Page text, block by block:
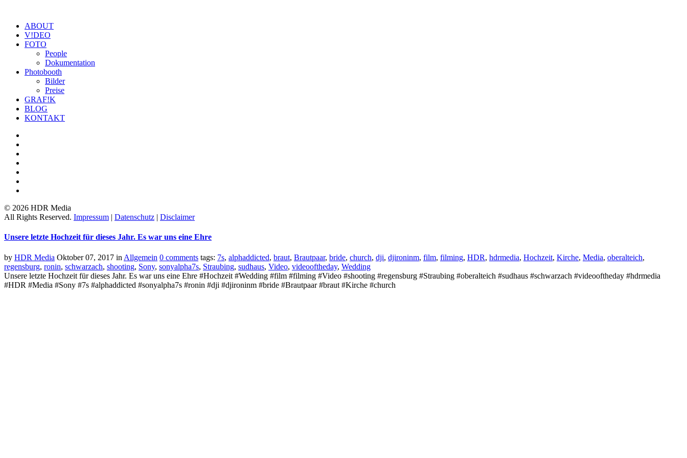
ABOUT
V!DEO
FOTO
People
Dokumentation
Photobooth
Bilder
Preise
GRAF!K
BLOG
KONTAKT
© 2026 HDR Media
All Rights Reserved. Impressum | Datenschutz | Disclaimer
Unsere letzte Hochzeit für dieses Jahr. Es war uns eine Ehre
by HDR Media Oktober 07, 2017 in Allgemein 0 comments tags: 7s, alphaddicted, braut, Brautpaar, bride, church, dji, djironinm, film, filming, HDR, hdrmedia, Hochzeit, Kirche, Media, oberalteich,
regensburg, ronin, schwarzach, shooting, Sony, sonyalpha7s, Straubing, sudhaus, Video, videooftheday, Wedding
Unsere letzte Hochzeit für dieses Jahr. Es war uns eine Ehre #Hochzeit #Wedding #film #filming #Video #shooting #regensburg #Straubing #oberalteich #sudhaus #schwarzach #videooftheday #hdrmedia
#HDR #Media #Sony #7s #alphaddicted #sonyalpha7s #ronin #dji #djironinm #bride #Brautpaar #braut #Kirche #church